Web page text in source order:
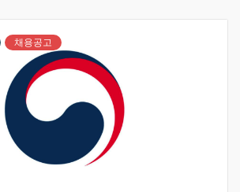
채용공고